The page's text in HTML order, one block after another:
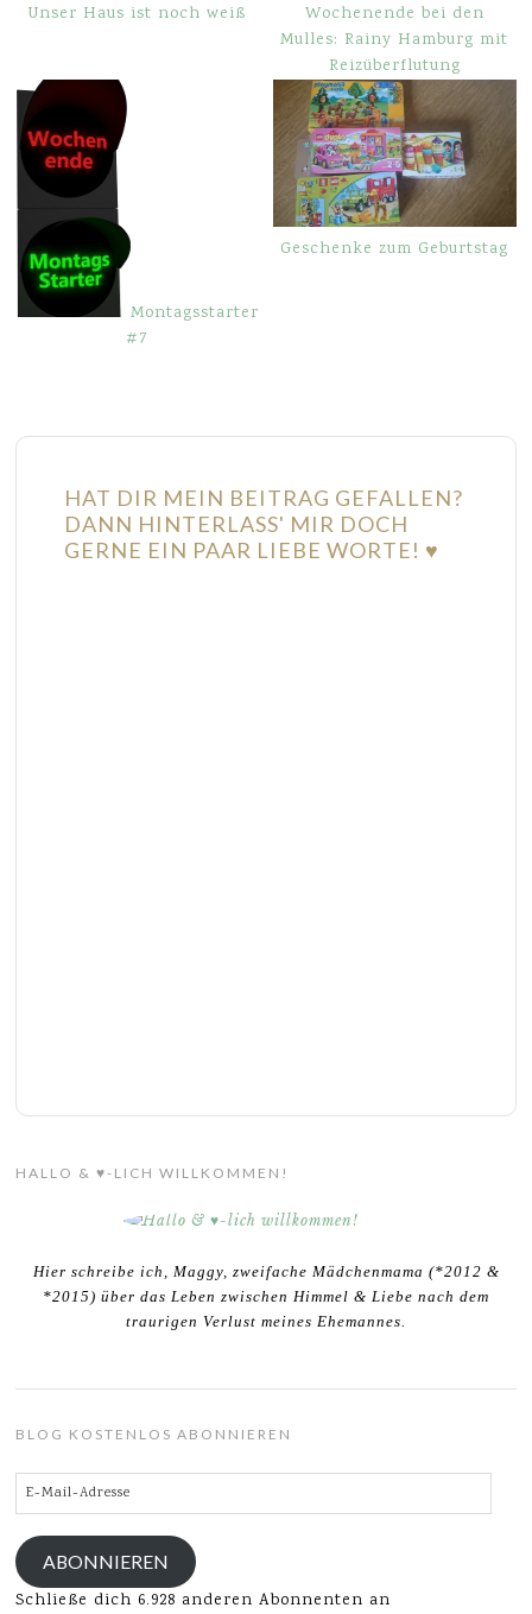
Unser Haus ist noch weiß
Wochenende bei den
Mulles: Rainy Hamburg mit
Reizüberflutung
Montagsstarter
#7
Geschenke zum Geburtstag
HAT DIR MEIN BEITRAG GEFALLEN?
DANN HINTERLASS' MIR DOCH
GERNE EIN PAAR LIEBE WORTE! ♥
HALLO & ♥-LICH WILLKOMMEN!
Hier schreibe ich, Maggy, zweifache Mädchenmama (*2012 &
*2015) über das Leben zwischen Himmel & Liebe nach dem
traurigen Verlust meines Ehemannes.
BLOG KOSTENLOS ABONNIEREN
E-
Mail-
Adresse
ABONNIEREN
Schließe dich 6.928 anderen Abonnenten an